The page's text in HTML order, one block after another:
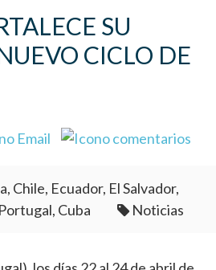
SU
CICLO DE
Chile, Ecuador, El Salvador,
Cuba
Noticias